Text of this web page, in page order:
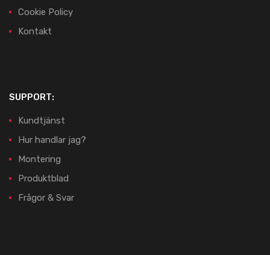
Cookie Policy
Kontakt
SUPPORT:
Kundtjänst
Hur handlar jag?
Montering
Produktblad
Frågor & Svar